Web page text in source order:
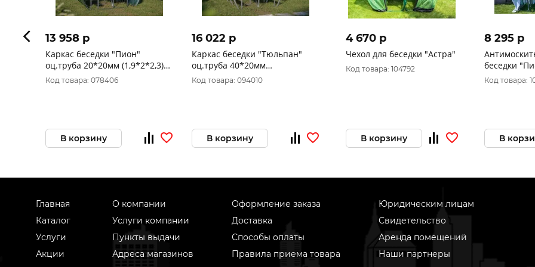
13 958 p
Каркас беседки "Пион"
оц.труба 20*20мм (1,9*2*2,3)м
расход 1лист
Код товара: 078406
В корзину
16 022 p
Каркас беседки "Тюльпан"
оц.труба 40*20мм
(1,9*2,02*2,78)м расход 1лист
Код товара: 094010
В корзину
4 670 p
Чехол для беседки "Астра"
Код товара: 104792
В корзину
8 295 p
беседки
Код товара:
В
Главная
Каталог
Услуги
Акции
О компании
Услуги компании
Пункты выдачи
Адреса магазинов
Оформление заказа
Доставка
Способы оплаты
Правила приема товара
Юридическим лицам
Свидетельство
Аренда помещений
Наши партнеры